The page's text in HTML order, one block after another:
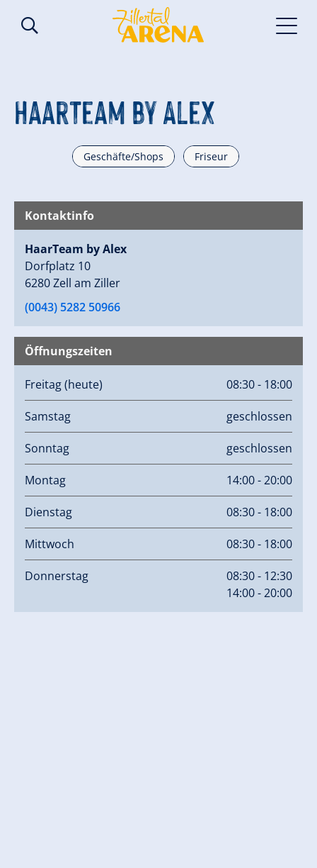
HaarTeam by Alex
Geschäfte/Shops Friseur
Kontaktinfo
HaarTeam by Alex
Dorfplatz 10
6280 Zell am Ziller
(0043) 5282 50966
Öffnungszeiten
Freitag(heute) 08:30 - 18:00
Samstag geschlossen
Sonntag geschlossen
Montag 14:00 - 20:00
Dienstag 08:30 - 18:00
Mittwoch 08:30 - 18:00
Donnerstag
08:30 - 12:30
14:00 - 20:00